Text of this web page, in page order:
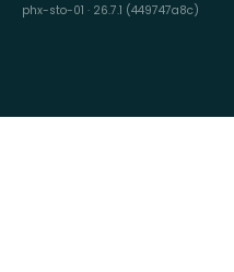
phx-sto-01 · 26.7.1 (449747a8c)